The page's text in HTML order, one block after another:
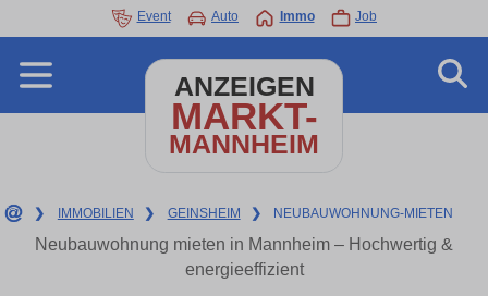
Event Auto Immo Job
ANZEIGEN
MARKT-
MANNHEIM
❯ IMMOBILIEN ❯ GEINSHEIM ❯ NEUBAUWOHNUNG-MIETEN
Neubauwohnung mieten in Mannheim – Hochwertig &
energieeffizient